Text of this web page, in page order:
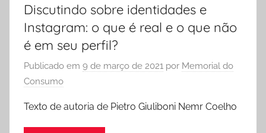
Discutindo sobre identidades e
Instagram: o que é real e o que não
é em seu perfil?
Publicado em 9 de março de 2021 por Memorial do
Consumo
Texto de autoria de Pietro Giuliboni Nemr Coelho